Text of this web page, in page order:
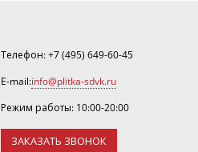
Телефон:+7 (495) 649-60-45
E-mail:info@plitka-sdvk.ru
Режим работы: 10:00-20:00
ЗАКАЗАТЬ ЗВОНОК